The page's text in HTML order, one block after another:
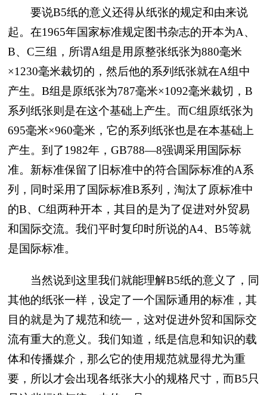
要说B5纸的意义还得从纸张的规定和由来说
起。在1965年国家标准规定图书杂志的开本为A、
B、C三组，所谓A组是用原整张纸张为880毫米
×1230毫米裁切的，然后他的系列纸张就在A组中
产生。B组是原纸张为787毫米×1092毫米裁切，B
系列纸张则是在这个基础上产生。而C组原纸张为
695毫米×960毫米，它的系列纸张也是在本基础上
产生。到了1982年，GB788—8强调采用国际标
准。新标准保留了旧标准中的符合国际标准的A系
列，同时采用了国际标准B系列，淘汰了原标准中
的B、C组两种开本，其目的是为了促进对外贸易
和国际交流。我们平时复印时所说的A4、B5等就
是国际标准。
当然说到这里我们就能理解B5纸的意义了，同
其他的纸张一样，设定了一个国际通用的标准，其
目的就是为了规范和统一，这对促进外贸和国际交
流有重大的意义。我们知道，纸是信息和知识的载
体和传播媒介，那么它的使用规范就显得尤为重
要，所以才会出现各纸张大小的规格尺寸，而B5只